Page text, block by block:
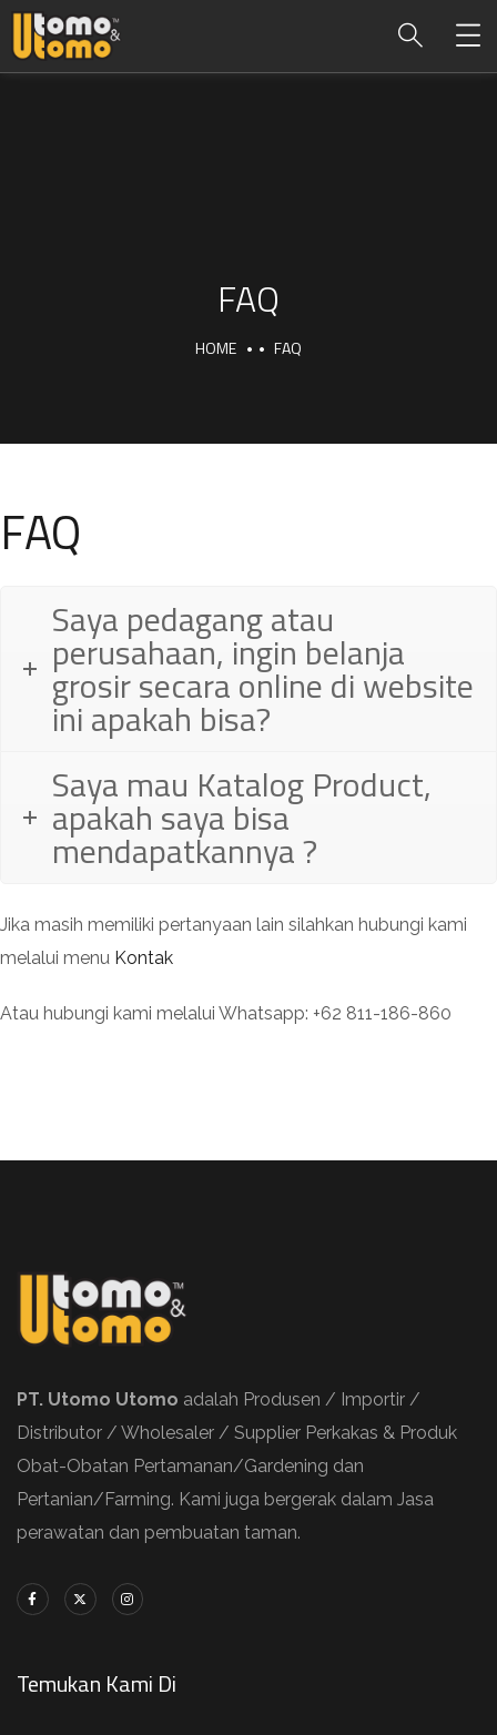
FAQ
HOME FAQ
FAQ
Saya pedagang atau
perusahaan, ingin belanja
grosir secara online di website
ini apakah bisa?
Saya mau Katalog Product,
apakah saya bisa
mendapatkannya ?
Jika masih memiliki pertanyaan lain silahkan hubungi kami
melalui menu Kontak
Atau hubungi kami melalui Whatsapp: +62 811-186-860
PT. Utomo Utomo adalah Produsen / Importir /
Distributor / Wholesaler / Supplier Perkakas & Produk
Obat-Obatan Pertamanan/Gardening dan
Pertanian/Farming. Kami juga bergerak dalam Jasa
perawatan dan pembuatan taman.
Temukan Kami Di